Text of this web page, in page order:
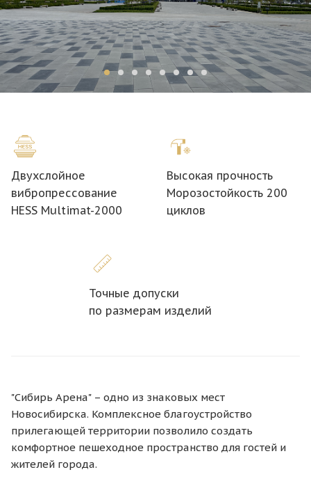
Двухслойное
вибропрессование
HESS Multimat-2000
Высокая прочность
Морозостойкость 200
циклов
Точные допуски
по размерам изделий
"Сибирь Арена" – одно из знаковых мест
Новосибирска. Комплексное благоустройство
прилегающей территории позволило создать
комфортное пешеходное пространство для гостей и
жителей города.